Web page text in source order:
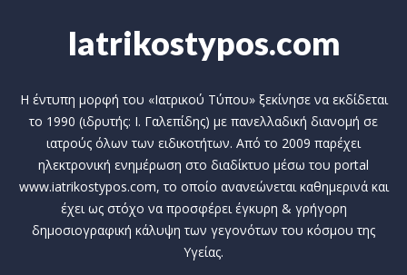
Iatrikostypos.com
Η έντυπη μορφή του «Ιατρικού Τύπου» ξεκίνησε να εκδίδεται
το 1990 (ιδρυτής: Ι. Γαλεπίδης) με πανελλαδική διανομή σε
ιατρούς όλων των ειδικοτήτων. Από το 2009 παρέχει
ηλεκτρονική ενημέρωση στο διαδίκτυο μέσω του portal
www.iatrikostypos.com, το οποίο ανανεώνεται καθημερινά και
έχει ως στόχο να προσφέρει έγκυρη & γρήγορη
δημοσιογραφική κάλυψη των γεγονότων του κόσμου της
Υγείας.